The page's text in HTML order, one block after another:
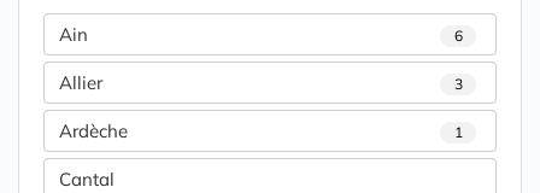
Ain 6
Allier 3
Ardèche 1
Cantal